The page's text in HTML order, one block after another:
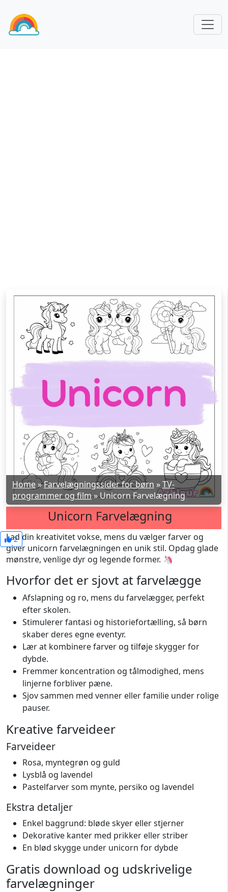
Home »Farvelægningssider for børn »TV-
programmer og film»Unicorn Farvelægning
Unicorn Farvelægning
2
Lad din kreativitet vokse, mens du vælger farver og
giver unicorn farvelægningen en unik stil. Opdag glade
mønstre, venlige dyr og legende former. 🦄
Hvorfor det er sjovt at farvelægge
Afslapning og ro, mens du farvelægger, perfekt
efter skolen.
Stimulerer fantasi og historiefortælling, så børn
skaber deres egne eventyr.
Lær at kombinere farver og tilføje skygger for
dybde.
Fremmer koncentration og tålmodighed, mens
linjerne forbliver pæne.
Sjov sammen med venner eller familie under rolige
pauser.
Kreative farveideer
Farveideer
Rosa, myntegrøn og guld
Lysblå og lavendel
Pastelfarver som mynte, persiko og lavendel
Ekstra detaljer
Enkel baggrund: bløde skyer eller stjerner
Dekorative kanter med prikker eller striber
En blød skygge under unicorn for dybde
Gratis download og udskrivelige
farvelægninger